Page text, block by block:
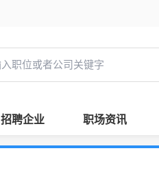
招聘企业 职场资讯